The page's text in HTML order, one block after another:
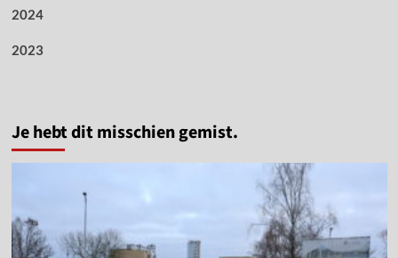
2024
2023
Je hebt dit misschien gemist.